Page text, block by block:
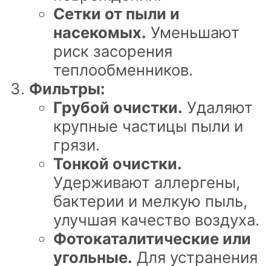
Сетки от пыли и
насекомых. Уменьшают
риск засорения
теплообменников.
Фильтры:
Грубой очистки. Удаляют
крупные частицы пыли и
грязи.
Тонкой очистки.
Удерживают аллергены,
бактерии и мелкую пыль,
улучшая качество воздуха.
Фотокаталитические или
угольные. Для устранения